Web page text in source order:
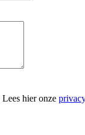
Lees hier onze